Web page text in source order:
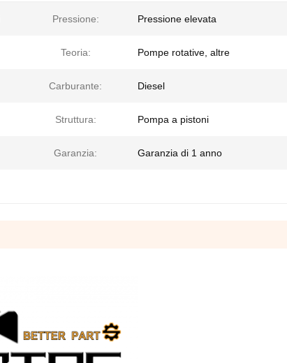
Pressione: Pressione elevata
Teoria: Pompe rotative, altre
Carburante: Diesel
Struttura: Pompa a pistoni
Garanzia: Garanzia di 1 anno